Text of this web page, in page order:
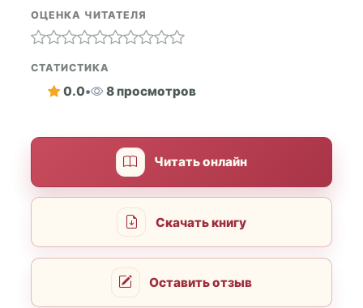
ОЦЕНКА ЧИТАТЕЛЯ
СТАТИСТИКА
0.0• 8 просмотров
Читать онлайн
Скачать книгу
Оставить отзыв